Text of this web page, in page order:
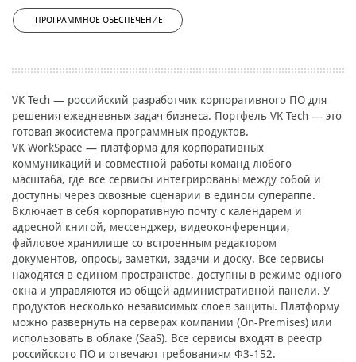
ПРОГРАММНОЕ ОБЕСПЕЧЕНИЕ
VK Tech — российский разработчик корпоративного ПО для
решения ежедневных задач бизнеса. Портфель VK Tech — это
готовая экосистема программных продуктов.
VK WorkSpace — платформа для корпоративных
коммуникаций и совместной работы команд любого
масштаба, где все сервисы интегрированы между собой и
доступны через сквозные сценарии в едином супераппе.
Включает в себя корпоративную почту с календарем и
адресной книгой, мессенджер, видеоконференции,
файловое хранилище со встроенным редактором
документов, опросы, заметки, задачи и доску. Все сервисы
находятся в едином пространстве, доступны в режиме одного
окна и управляются из общей административной панели. У
продуктов несколько независимых слоев защиты. Платформу
можно развернуть на серверах компании (On-Premises) или
использовать в облаке (SaaS). Все сервисы входят в реестр
российского ПО и отвечают требованиям ФЗ-152.